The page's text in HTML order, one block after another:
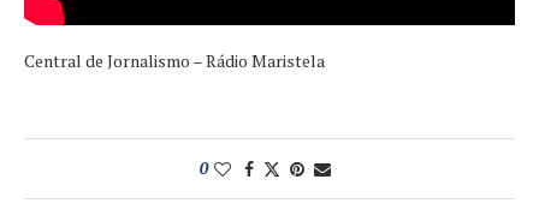
Central de Jornalismo – Rádio Maristela
0